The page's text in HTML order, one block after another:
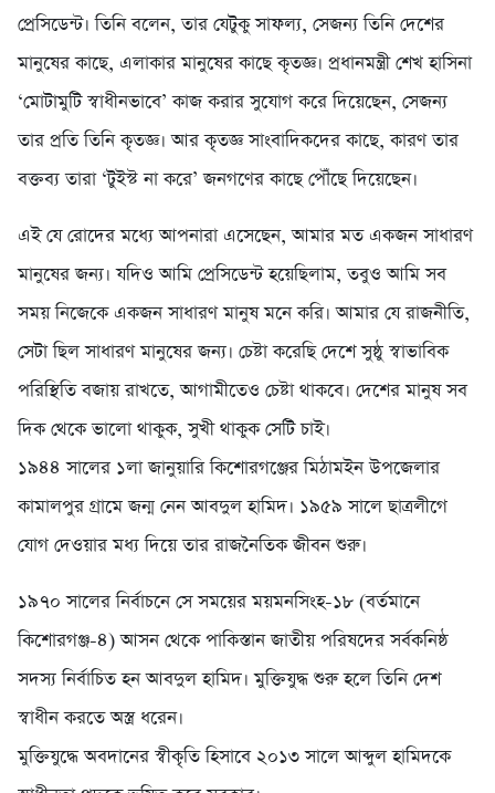
প্রেসিডেন্ট। তিনি বলেন, তার যেটুকু সাফল্য, সেজন্য তিনি দেশের
মানুষের কাছে, এলাকার মানুষের কাছে কৃতজ্ঞ। প্রধানমন্ত্রী শেখ হাসিনা
‘মোটামুটি স্বাধীনভাবে’ কাজ করার সুযোগ করে দিয়েছেন, সেজন্য
তার প্রতি তিনি কৃতজ্ঞ। আর কৃতজ্ঞ সাংবাদিকদের কাছে, কারণ তার
বক্তব্য তারা ‘টুইস্ট না করে’ জনগণের কাছে পৌঁছে দিয়েছেন।
এই যে রোদের মধ্যে আপনারা এসেছেন, আমার মত একজন সাধারণ
মানুষের জন্য। যদিও আমি প্রেসিডেন্ট হয়েছিলাম, তবুও আমি সব
সময় নিজেকে একজন সাধারণ মানুষ মনে করি। আমার যে রাজনীতি,
সেটা ছিল সাধারণ মানুষের জন্য। চেষ্টা করেছি দেশে সুষ্ঠু স্বাভাবিক
পরিস্থিতি বজায় রাখতে, আগামীতেও চেষ্টা থাকবে। দেশের মানুষ সব
দিক থেকে ভালো থাকুক, সুখী থাকুক সেটি চাই।
১৯৪৪ সালের ১লা জানুয়ারি কিশোরগঞ্জের মিঠামইন উপজেলার
কামালপুর গ্রামে জন্ম নেন আবদুল হামিদ। ১৯৫৯ সালে ছাত্রলীগে
যোগ দেওয়ার মধ্য দিয়ে তার রাজনৈতিক জীবন শুরু।
১৯৭০ সালের নির্বাচনে সে সময়ের ময়মনসিংহ-১৮ (বর্তমানে
কিশোরগঞ্জ-৪) আসন থেকে পাকিস্তান জাতীয় পরিষদের সর্বকনিষ্ঠ
সদস্য নির্বাচিত হন আবদুল হামিদ। মুক্তিযুদ্ধ শুরু হলে তিনি দেশ
স্বাধীন করতে অস্ত্র ধরেন।
মুক্তিযুদ্ধে অবদানের স্বীকৃতি হিসাবে ২০১৩ সালে আব্দুল হামিদকে